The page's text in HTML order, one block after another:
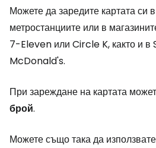
Можете да заредите картата си
метростанциите или в
7-Eleven или Circle K, както и
McDonald's.
При зареждане на картата
брой.
Можете също така да